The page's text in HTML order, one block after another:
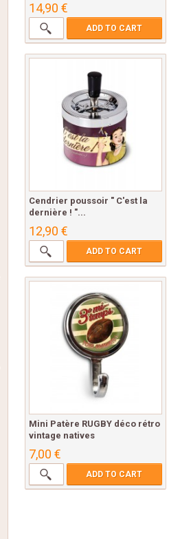
14,90 €
ADD TO CART
Cendrier poussoir " C'est la
dernière ! "...
12,90 €
ADD TO CART
Mini Patère RUGBY déco rétro
vintage natives
7,00 €
ADD TO CART